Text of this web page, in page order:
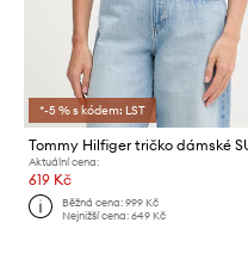
*-5 % s kódem: LST
Aktuální cena:
619 Kč
Běžná cena:999 Kč
Nejnižší cena:649 Kč